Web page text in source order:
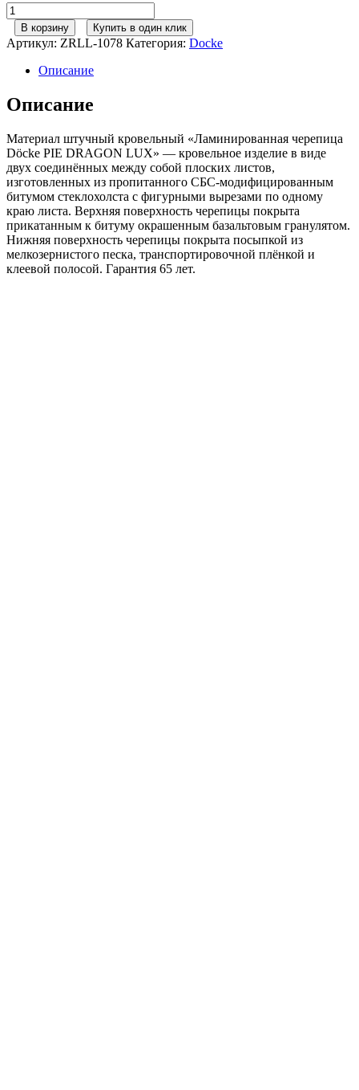
Количество
товара
Ламинированная
черепица
Döcke
DRAGON/
LUX/
(2.38м2)
В корзину Купить в один клик
Артикул: ZRLL-1078 Категория: Docke
Описание
Описание
Материал штучный кровельный «Ламинированная черепица
Döcke PIE DRAGON LUX» — кровельное изделие в виде
двух соединённых между собой плоских листов,
изготовленных из пропитанного СБС-модифицированным
битумом стеклохолста с фигурными вырезами по одному
краю листа. Верхняя поверхность черепицы покрыта
прикатанным к битуму окрашенным базальтовым гранулятом.
Нижняя поверхность черепицы покрыта посыпкой из
мелкозернистого песка, транспортировочной плёнкой и
клеевой полосой. Гарантия 65 лет.